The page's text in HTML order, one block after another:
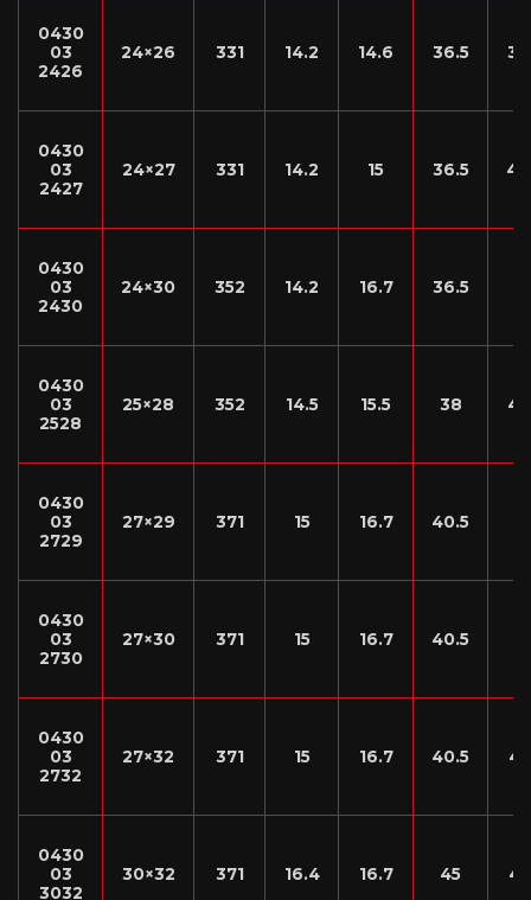
0430
03
2426
24×26 331 14.2 14.6 36.5
0430
03
2427
24×27 331 14.2 15 36.5
0430
03
2430
24×30 352 14.2 16.7 36.5
0430
03
2528
25×28 352 14.5 15.5 38
0430
03
2729
27×29 371 15 16.7 40.5
0430
03
2730
27×30 371 15 16.7 40.5
0430
03
2732
27×32 371 15 16.7 40.5
0430
03
3032
30×32 371 16.4 16.7 45